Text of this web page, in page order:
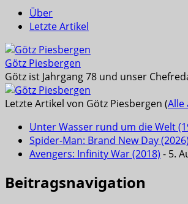
Über
Letzte Artikel
Götz Piesbergen
Götz ist Jahrgang 78 und unser
Letzte Artikel von Götz Piesbergen (Alle
Unter Wasser rund um die Welt
Spider-Man: Brand New Day (2026)
Avengers: Infinity War (2018) - 5.
Beitragsnavigation